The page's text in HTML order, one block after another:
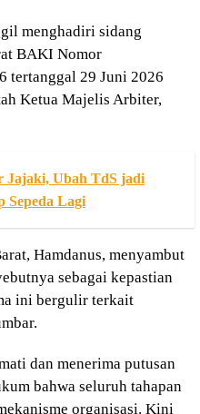
menghadiri sidang
BAKI Nomor
tertanggal 29 Juni 2026
Ketua Majelis Arbiter,
Jajaki, Ubah TdS jadi
Sepeda Lagi
Hamdanus, menyambut
sebagai kepastian
ini bergulir terkait
dan menerima putusan
bahwa seluruh tahapan
organisasi. Kini